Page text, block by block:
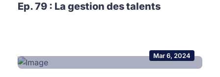
Ep. 79 : La gestion des talents
Mar 6, 2024